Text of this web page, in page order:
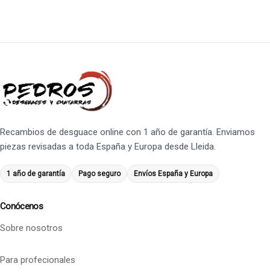
Recambios de desguace online con 1 año de garantía. Enviamos
piezas revisadas a toda España y Europa desde Lleida.
1 año de garantía Pago seguro Envíos España y Europa
Conócenos
Sobre nosotros
Para profecionales